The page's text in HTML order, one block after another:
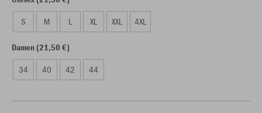
S M L XL XXL 4XL
Damen (21,50 €)
34 40 42 44